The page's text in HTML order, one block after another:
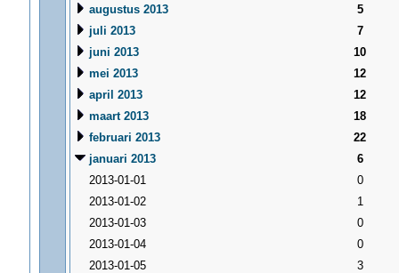
augustus 2013
5
juli 2013
7
juni 2013
10
mei 2013
12
april 2013
12
maart 2013
18
februari 2013
22
januari 2013
6
2013-01-01
0
2013-01-02
1
2013-01-03
0
2013-01-04
0
2013-01-05
3